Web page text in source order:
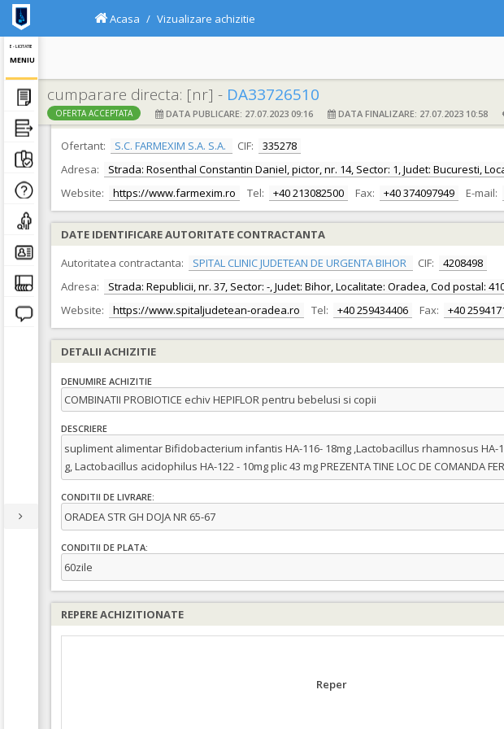
E - LICITATIE
MENIU
Acasa Vizualizare achizitie
cumparare directa: [nr] - DA33726510
OFERTA ACCEPTATA DATA PUBLICARE: 27.07.2023 09:16 DATA FINALIZARE: 27.07.2023 10:58
DATE IDENTIFICARE OFERTANT
Ofertant:
S.C. FARMEXIM S.A. S.A. CIF:
335278
Adresa:
Strada: Rosenthal Constantin Daniel, pictor, nr. 14, Sector: 1, Judet: Bucuresti,
Website:
https://www.farmexim.ro Tel: +40 213082500 Fax: +40 374097949 E-mail:
DATE IDENTIFICARE AUTORITATE CONTRACTANTA
Autoritatea contractanta:
SPITAL CLINIC JUDETEAN DE URGENTA BIHOR CIF:
4208498
Adresa:
Strada: Republicii, nr. 37, Sector: -, Judet: Bihor, Localitate: Oradea, Cod postal:
Website:
https://www.spitaljudetean-oradea.ro Tel: +40 259434406 Fax: +40
DETALII ACHIZITIE
DENUMIRE ACHIZITIE
COMBINATII PROBIOTICE echiv HEPIFLOR pentru bebelusi si copii
DESCRIERE
supliment alimentar Bifidobacterium infantis HA-116- 18mg ,Lactobacillus rhamnosus HA-
g, Lactobacillus acidophilus HA-122 - 10mg plic 43 mg PREZENTA TINE LOC DE COMANDA
CONDITII DE LIVRARE:
ORADEA STR GH DOJA NR 65-67
CONDITII DE PLATA:
60zile
REPERE ACHIZITIONATE
Reper